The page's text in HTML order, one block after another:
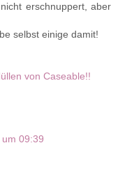
erschnuppert, aber
selbst einige damit!
von Caseable!!
09:39